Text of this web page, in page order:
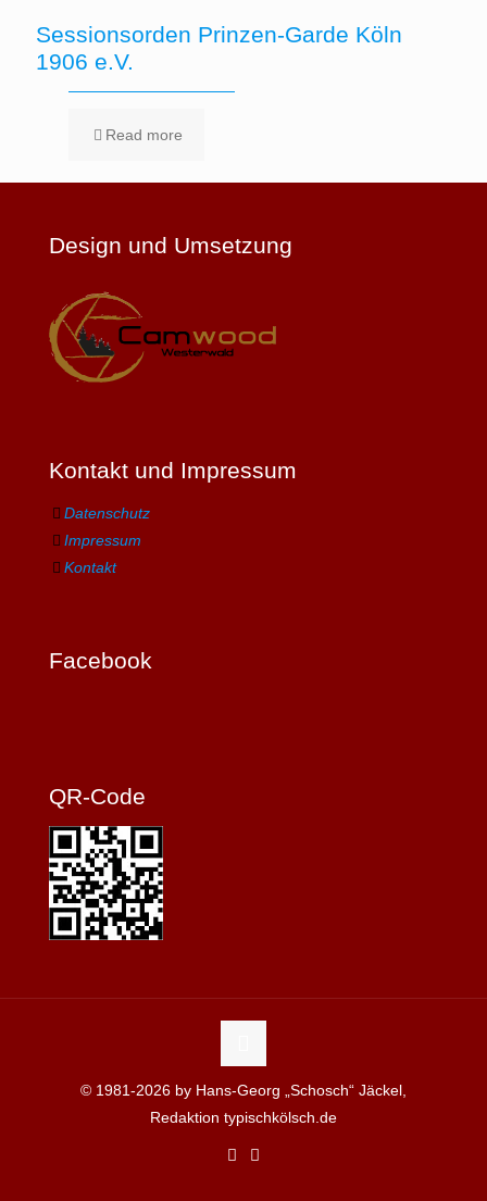
Sessionsorden Prinzen-Garde Köln
1906 e.V.
Read more
Design und Umsetzung
Kontakt und Impressum
Datenschutz
Impressum
Kontakt
Facebook
QR-Code
© 1981-2026 by Hans-Georg „Schosch“ Jäckel,
Redaktion typischkölsch.de